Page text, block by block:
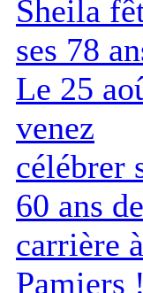
Sheila
ses 78
Le 25
venez
célébrer
60 ans de
carrière à
Pamiers